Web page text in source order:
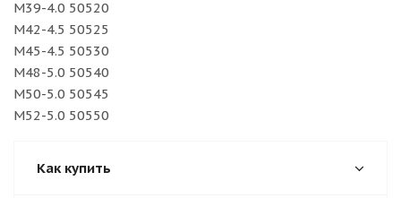
M39-4.0 50520
M42-4.5 50525
M45-4.5 50530
M48-5.0 50540
M50-5.0 50545
M52-5.0 50550
Как купить